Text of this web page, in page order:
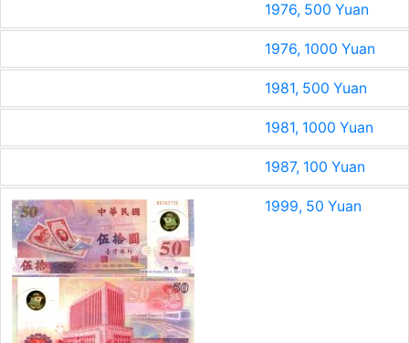
1976, 500 Yuan
1976, 1000 Yuan
1981, 500 Yuan
1981, 1000 Yuan
1987, 100 Yuan
1999, 50 Yuan